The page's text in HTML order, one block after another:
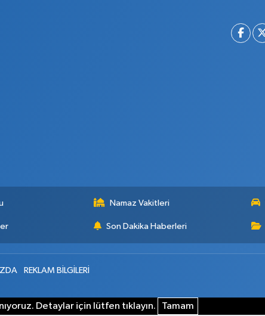
Namaz Vakitleri
Son Dakika Haberleri
REKLAM BİLGİLERİ
Detaylar için lütfen tıklayın. Tamam